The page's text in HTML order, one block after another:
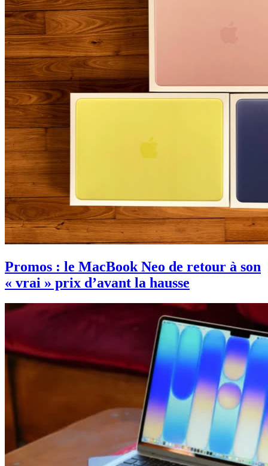
Promos : le MacBook Neo de retour à son
« vrai » prix d’avant la hausse